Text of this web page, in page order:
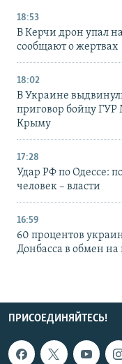
18:53
В Керчи дрон упал
сообщают о жертвах
18:02
В Украине
приговор бойцу
Крыму
17:28
Удар РФ по Одессе:
человек – власти
16:59
60 процентов
Донбасса в обмен на
ПРИСОЕДИНЯЙТЕСЬ!